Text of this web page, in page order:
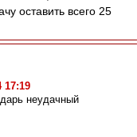
оставить всего 25
17:19
неудачный